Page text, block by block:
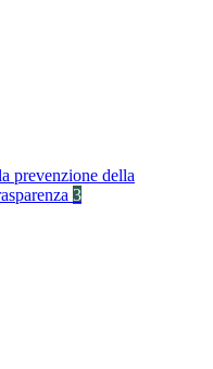
prevenzione della
3